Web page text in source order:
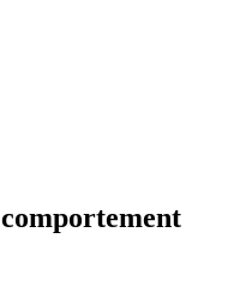
comportement